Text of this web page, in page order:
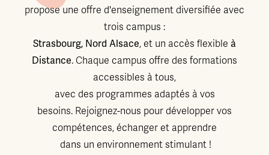
propose une offre d'enseignement diversifiée avec
trois campus :
Strasbourg, Nord Alsace, et un accès flexible à
Distance. Chaque campus offre des formations
accessibles à tous,
avec des programmes adaptés à vos
besoins. Rejoignez-nous pour développer vos
compétences, échanger et apprendre
dans un environnement stimulant !